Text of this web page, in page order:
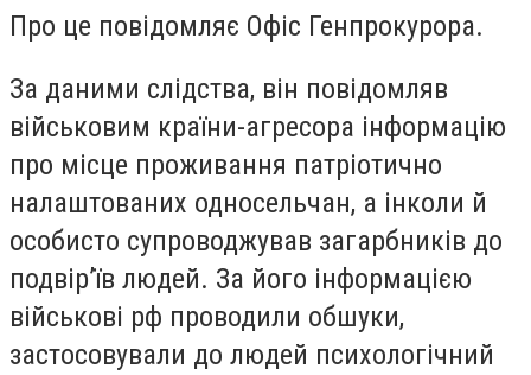
Про це повідомляє Офіс Генпрокурора.
За даними слідства, він повідомляв
військовим країни-агресора інформацію
про місце проживання патріотично
налаштованих односельчан, а інколи й
особисто супроводжував загарбників до
подвір’їв людей. За його інформацією
військові рф проводили обшуки,
застосовували до людей психологічний